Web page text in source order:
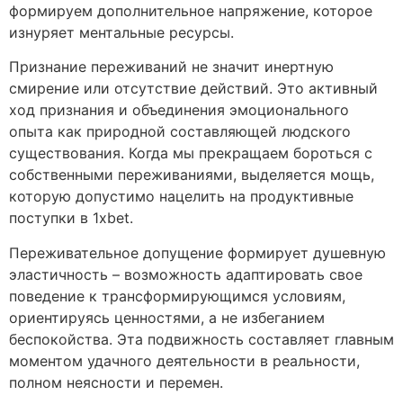
формируем дополнительное напряжение, которое
изнуряет ментальные ресурсы.
Признание переживаний не значит инертную
смирение или отсутствие действий. Это активный
ход признания и объединения эмоционального
опыта как природной составляющей людского
существования. Когда мы прекращаем бороться с
собственными переживаниями, выделяется мощь,
которую допустимо нацелить на продуктивные
поступки в 1xbet.
Переживательное допущение формирует душевную
эластичность – возможность адаптировать свое
поведение к трансформирующимся условиям,
ориентируясь ценностями, а не избеганием
беспокойства. Эта подвижность составляет главным
моментом удачного деятельности в реальности,
полном неясности и перемен.